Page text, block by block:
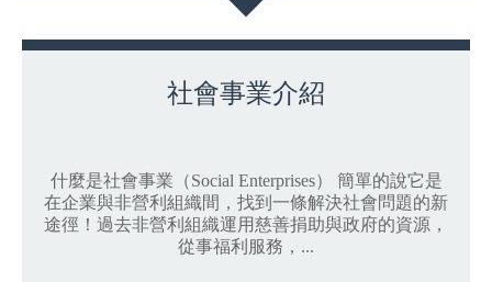
社會事業介紹
什麼是社會事業（Social Enterprises） 簡單的說它是
在企業與非營利組織間，找到一條解決社會問題的新
途徑！過去非營利組織運用慈善捐助與政府的資源，
從事福利服務，...